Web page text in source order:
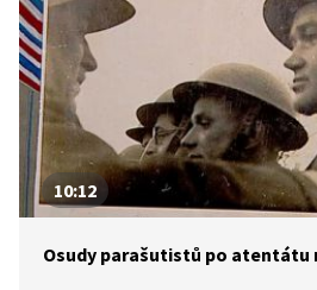
10:12
Osudy parašutistů po atentátu